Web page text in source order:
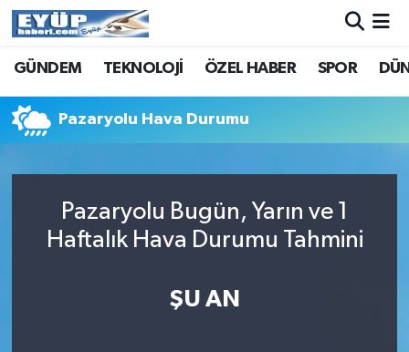
GÜNDEM TEKNOLOJİ ÖZEL HABER SPOR
Pazaryolu Hava Durumu
Pazaryolu Bugün, Yarın ve 1
Haftalık Hava Durumu Tahmini
ŞU AN